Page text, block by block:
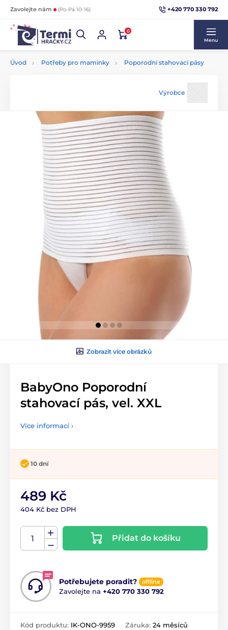
Zavolejte nám (Po-Pá 10-16) +420 770 330 792
0
Menu
Úvod Potřeby pro maminky Poporodní stahovací pásy
Výrobce
Zobrazit více obrázků
BabyOno Poporodní
stahovací pás, vel. XXL
Více informací ›
10 dní
489 Kč
404 Kč bez DPH
Přidat do košíku
Potřebujete poradit? offline
Zavolejte na +420 770 330 792
Kód produktu: IK-ONO-9959 Záruka: 24 měsíců